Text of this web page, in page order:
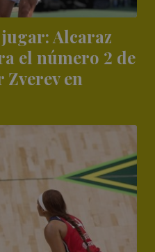
Alcaraz
el número 2 de
en